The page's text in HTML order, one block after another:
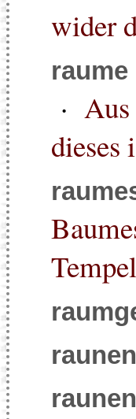
wider
raume
·
dieses
Tempel
raunen